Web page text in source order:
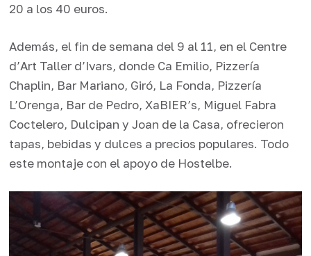
20 a los 40 euros.
Además, el fin de semana del 9 al 11, en el Centre
d’Art Taller d’Ivars, donde Ca Emilio, Pizzería
Chaplin, Bar Mariano, Giró, La Fonda, Pizzería
L’Orenga, Bar de Pedro, XaBIER’s, Miguel Fabra
Coctelero, Dulcipan y Joan de la Casa, ofrecieron
tapas, bebidas y dulces a precios populares. Todo
este montaje con el apoyo de Hostelbe.